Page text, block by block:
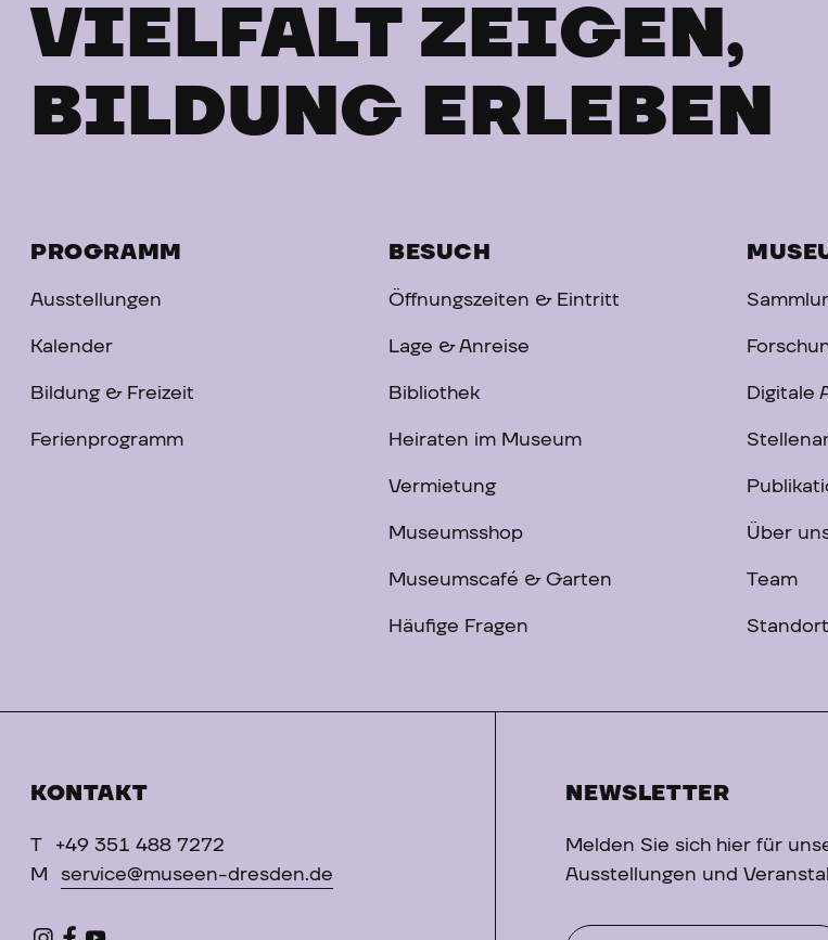
VIELFALT ZEIGEN,
BILDUNG ERLEBEN
PROGRAMM
Ausstellungen
Kalender
Bildung & Freizeit
Ferienprogramm
BESUCH
Öffnungszeiten & Eintritt
Lage & Anreise
Bibliothek
Heiraten im Museum
Vermietung
Museumsshop
Museumscafé & Garten
Häufige Fragen
Digitale
Über
Team
KONTAKT
T
+49 351 488 7272
M
service@museen-dresden.de
NEWSLETTER
Melden Sie sich hier für
Ausstellungen und